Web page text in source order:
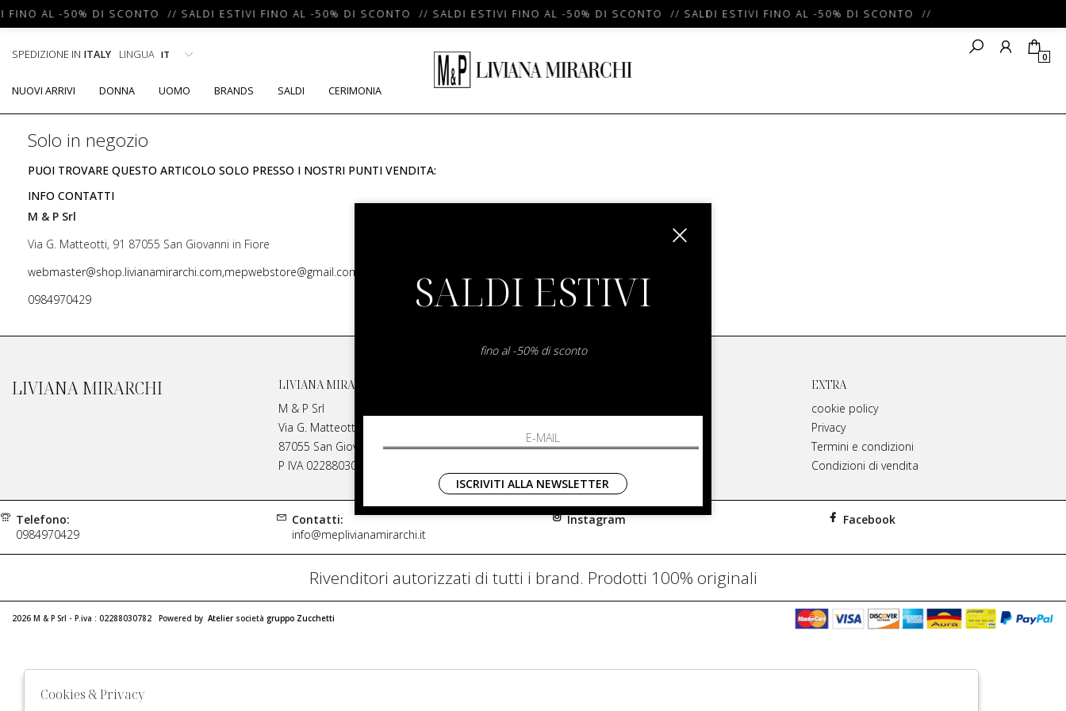
FINO AL -50% DI SCONTO // SALDI ESTIVI FINO AL -50% DI SCONTO // SALDI ESTIVI FINO AL -50% DI SCONTO // SALDI ESTIVI FINO AL -50% DI SCONTO //
SPEDIZIONE IN ITALY LINGUA 0
NUOVI ARRIVI DONNA UOMO BRANDS SALDI CERIMONIA
Solo in negozio
PUOI TROVARE QUESTO ARTICOLO SOLO PRESSO I NOSTRI PUNTI VENDITA:
INFO CONTATTI
M & P Srl
Via G. Matteotti, 91 87055 San Giovanni in Fiore
webmaster@shop.livianamirarchi.com,mepwebstore@gmail.com
0984970429
LIVIANA MIRARCHI
LIVIANA MIRARCHI
M & P Srl
Via G. Matteotti, 91
87055 San Giovanni in Fiore Italia
P IVA 02288030782
Contatti
Spedizione
EXTRA
cookie policy
Privacy
Termini e condizioni
Condizioni di vendita
Telefono:
0984970429
Contatti:
info@meplivianamirarchi.it
Instagram Facebook
Rivenditori autorizzati di tutti i brand. Prodotti 100% originali
2026 M & P Srl - P.iva : 02288030782 Powered by Atelier società gruppo Zucchetti
SALDI ESTIVI
fino al -50% di sconto
ISCRIVITI ALLA NEWSLETTER
Cookies & Privacy